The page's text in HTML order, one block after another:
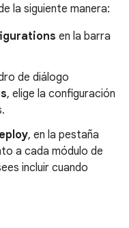
la siguiente manera:
en la barra
de diálogo
, elige la configuración
, en la pestaña
a cada módulo de
incluir cuando